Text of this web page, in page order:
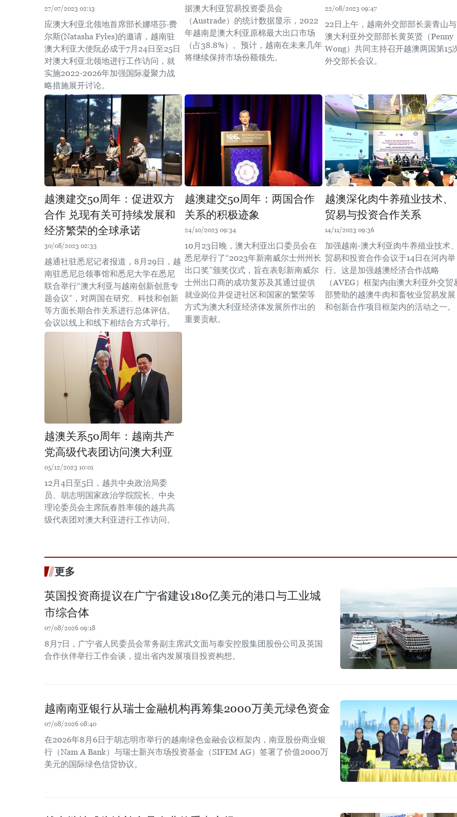
27/07/2023 02:13
应澳大利亚北领地首席部长娜塔莎·费
尔斯(Natasha Fyles)的邀请，越南驻
澳大利亚大使阮必成于7月24日至25日
对澳大利亚北领地进行工作访问，就
实施2022-2026年加强国际凝聚力战
略措施展开讨论。
据澳大利亚贸易投资委员会
（Austrade）的统计数据显示，2022
年越南是澳大利亚原棉最大出口市场
（占38.8%）。预计，越南在未来几年
将继续保持市场份额领先。
22/08/2023 09:47
22日上午，越南外交部部长裴青山与
澳大利亚外交部部长黄英贤（Penny
Wong）共同主持召开越澳两国第15
外交部长会议。
越澳建交50周年：促进双方
合作 兑现有关可持续发展和
经济繁荣的全球承诺
30/08/2023 02:33
越通社驻悉尼记者报道，8月29日，越
南驻悉尼总领事馆和悉尼大学在悉尼
联合举行“澳大利亚与越南创新创意专
题会议”，对两国在研究、科技和创新
等方面长期合作关系进行总体评估。
会议以线上和线下相结合方式举行。
越澳建交50周年：两国合作
关系的积极迹象
24/10/2023 09:34
10月23日晚，澳大利亚出口委员会在
悉尼举行了“2023年新南威尔士州州长
出口奖”颁奖仪式，旨在表彰新南威尔
士州出口商的成功复苏及其通过提供
就业岗位并促进社区和国家的繁荣等
方式为澳大利亚经济体发展所作出的
重要贡献。
越澳深化肉牛养殖业技术、
贸易与投资合作关系
14/11/2023 09:36
加强越南-澳大利亚肉牛养殖业技术
贸易和投资合作会议于14日在河内举
行。这是加强越澳经济合作战略
（AVEG）框架内由澳大利亚外交贸
部赞助的越澳牛肉和畜牧业贸易发展
和创新合作项目框架内的活动之一。
越澳关系50周年：越南共产
党高级代表团访问澳大利亚
05/12/2023 10:01
12月4日至5日，越共中央政治局委
员、胡志明国家政治学院院长、中央
理论委员会主席阮春胜率领的越共高
级代表团对澳大利亚进行工作访问。
更多
英国投资商提议在广宁省建设180亿美元的港口与工业城
市综合体
07/08/2026 09:18
8月7日，广宁省人民委员会常务副主席武文面与泰安控股集团股份公司及英国
合作伙伴举行工作会谈，提出省内发展项目投资构想。
越南南亚银行从瑞士金融机构再筹集2000万美元绿色资金
07/08/2026 08:40
在2026年8月6日于胡志明市举行的越南绿色金融会议框架内，南亚股份商业银
行（Nam A Bank）与瑞士新兴市场投资基金（SIFEM AG）签署了价值2000万
美元的国际绿色信贷协议。